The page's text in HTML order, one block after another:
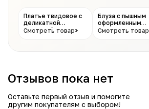
Платье твидовое с
деликатной
бахромой
Смотреть товар
Блуза с пышным
оформленным
рукавом
Смотреть товар
Отзывов пока нет
Оставьте первый отзыв и помогите
другим покупателям с выбором!